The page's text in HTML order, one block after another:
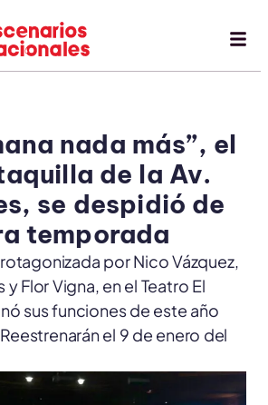
nada más”, el
de la Av.
se despidió de
temporada
por Nico Vázquez,
y Flor Vigna, en el Teatro El
sus funciones de este año
el 9 de enero del